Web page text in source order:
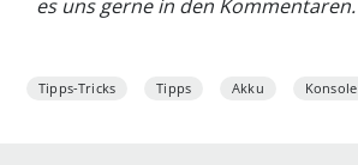
es uns gerne in den Kommentaren.
Tipps-Tricks Tipps Akku Konsole